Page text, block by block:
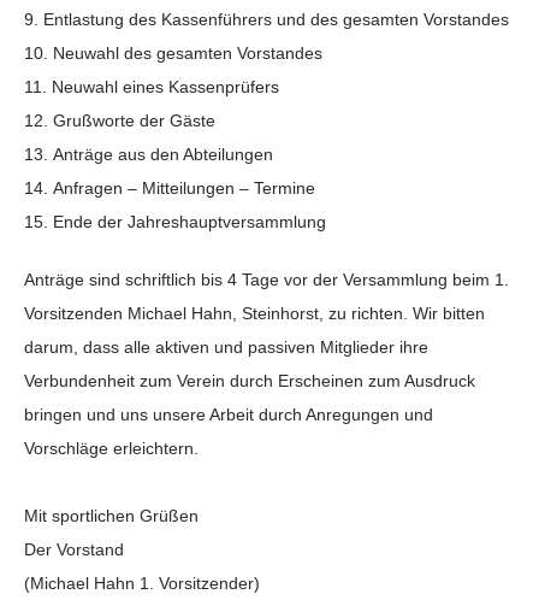
Entlastung des Kassenführers und des gesamten Vorstandes
Neuwahl des gesamten Vorstandes
Neuwahl eines Kassenprüfers
Grußworte der Gäste
Anträge aus den Abteilungen
Anfragen – Mitteilungen – Termine
Ende der Jahreshauptversammlung
Anträge sind schriftlich bis 4 Tage vor der Versammlung beim 1.
Vorsitzenden Michael Hahn, Steinhorst, zu richten. Wir bitten
darum, dass alle aktiven und passiven Mitglieder ihre
Verbundenheit zum Verein durch Erscheinen zum Ausdruck
bringen und uns unsere Arbeit durch Anregungen und
Vorschläge erleichtern.
Mit sportlichen Grüßen
Der Vorstand
(Michael Hahn 1. Vorsitzender)